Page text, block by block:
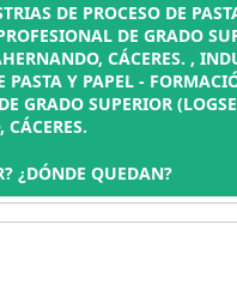
DE PROCESO DE
DE GRADO
CÁCERES. ,
PASTA Y PAPEL -
GRADO SUPERIOR
¿DÓNDE QUEDAN?